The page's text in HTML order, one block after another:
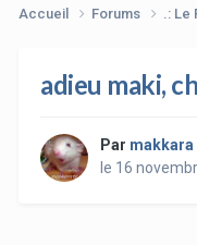
Accueil Forums .:
adieu maki,
Par makkara
le 16